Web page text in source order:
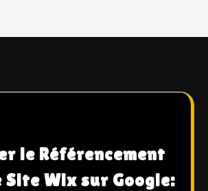
le Référencement
Wix sur Google: